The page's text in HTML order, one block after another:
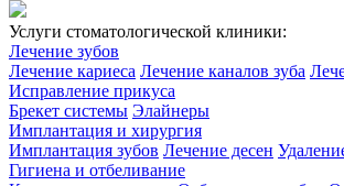
Услуги стоматологической клиники:
Лечение зубов
Лечение кариеса Лечение каналов зуба
Исправление прикуса
Брекет системы Элайнеры
Имплантация и хирургия
Имплантация зубов Лечение десен
Гигиена и отбеливание